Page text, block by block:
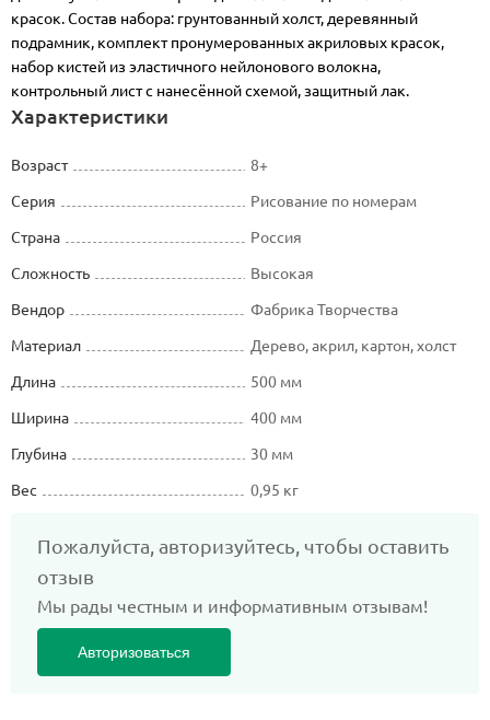
красок. Состав набора: грунтованный холст, деревянный
подрамник, комплект пронумерованных акриловых красок,
набор кистей из эластичного нейлонового волокна,
контрольный лист с нанесённой схемой, защитный лак.
Характеристики
Возраст
8+
Серия
Рисование по номерам
Страна
Россия
Сложность
Высокая
Вендор
Фабрика Творчества
Материал
Дерево, акрил, картон, холст
Длина
500 мм
Ширина
400 мм
Глубина
30 мм
Вес
0,95 кг
Пожалуйста, авторизуйтесь, чтобы оставить
отзыв
Мы рады честным и информативным отзывам!
Авторизоваться